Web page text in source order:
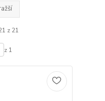
z 21
z 1